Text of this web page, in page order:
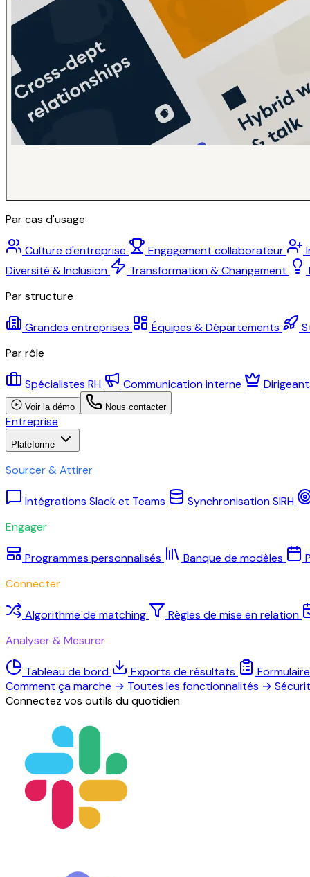
Par cas d'usage
Culture d'entreprise Engagement collaborateur
Diversité & Inclusion
Transformation & Changement
Par structure
Grandes entreprises Équipes & Départements
Par rôle
Spécialistes RH Communication interne
Voir la démo Nous contacter
Entreprise
Plateforme
Sourcer & Attirer
Intégrations Slack et Teams
Synchronisation SIRH
Engager
Programmes personnalisés Banque de modèles
Connecter
Algorithme de matching
Règles de mise en relation
Analyser & Mesurer
Tableau de bord Exports de résultats
Comment ça marche → Toutes les fonctionnalités →
Connectez vos outils du quotidien